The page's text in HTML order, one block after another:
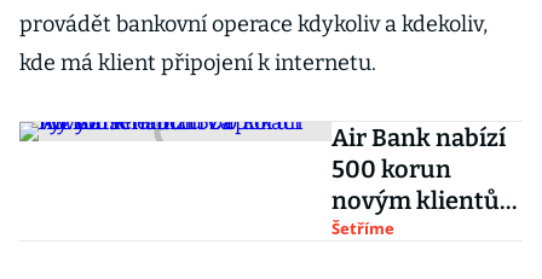
provádět bankovní operace kdykoliv a kdekoliv,
kde má klient připojení k internetu.
Air Bank nabízí
500 korun
novým klientům
za vyzkoušení
Šetříme